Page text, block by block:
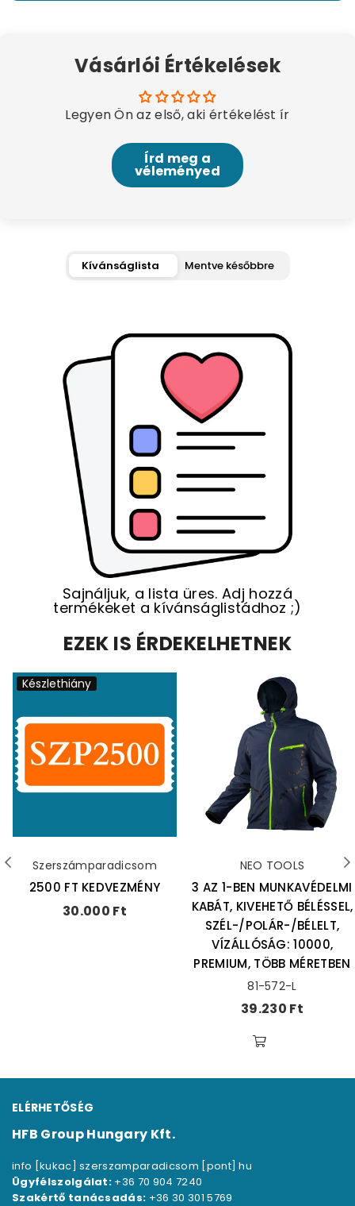
Vásárlói Értékelések
Legyen Ön az első, aki értékelést ír
Írd meg a
véleményed
Kívánságlista Mentve későbbre
Sajnáljuk, a lista üres. Adj hozzá
termékeket a kívánságlistádhoz ;)
EZEK IS ÉRDEKELHETNEK
Készlethiány
Szerszámparadicsom
2500 FT KEDVEZMÉNY
Ár
30.000 Ft
NEO TOOLS
3 AZ 1-BEN MUNKAVÉDELMI
KABÁT, KIVEHETŐ BÉLÉSSEL,
SZÉL-/POLÁR-/BÉLELT,
VÍZÁLLÓSÁG: 10000,
PREMIUM, TÖBB MÉRETBEN
81-572-L
Ár
39.230 Ft
ELÉRHETŐSÉG
HFB Group Hungary Kft.
info [kukac] szerszamparadicsom [pont] hu
Ügyfélszolgálat: +36 70 904 7240
Szakértő tanácsadás: +36 30 301 5769